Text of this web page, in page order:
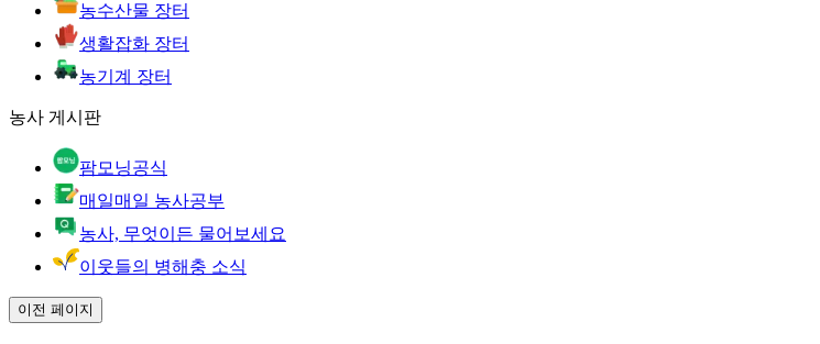
농수산물 장터
생활잡화 장터
농기계 장터
농사 게시판
팜모닝공식
매일매일 농사공부
농사, 무엇이든 물어보세요
이웃들의 병해충 소식
이전 페이지